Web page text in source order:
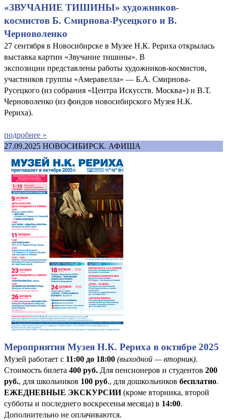
«ЗВУЧАНИЕ ТИШИНЫ» художников-
космистов Б. Смирнова-Русецкого и В.
Черноволенко
27 сентября в Новосибирске в Музее Н.К. Рериха открылась
выставка картин «Звучание тишины». В
экспозиции представлены работы художников-космистов,
участников группы «Амеравелла» — Б.А. Смирнова-
Русецкого (из собрания «Центра Искусств. Москва») и В.Т.
Черноволенко (из фондов новосибирского Музея Н.К.
Рериха).
подробнее »
27.09.2025 НОВОСИБИРСК. АФИША
Мероприятия Музея Н.К. Рериха в октябре 2025
Музей работает с 11:00 до 18:00 (выходной — вторник).
Стоимость билета 400 руб. Для пенсионеров и студентов 200
руб., для школьников 100 руб., для дошкольников бесплатно.
ЕЖЕДНЕВНЫЕ ЭКСКУРСИИ(кроме вторника, второй
субботы и последнего воскресенья месяца) в 14:00.
Дополнительно не оплачиваются.